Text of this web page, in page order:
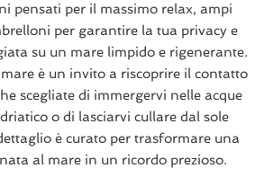
pensati per il massimo relax, ampi
per garantire la tua privacy e
su un mare limpido e rigenerante.
mare è un invito a riscoprire il contatto
scegliate di immergervi nelle acque
o di lasciarvi cullare dal sole
è curato per trasformare una
al mare in un ricordo prezioso.